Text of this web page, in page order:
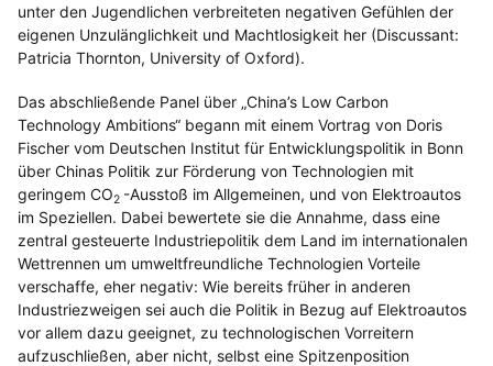
unter den Jugendlichen verbreiteten negativen Gefühlen der
eigenen Unzulänglichkeit und Machtlosigkeit her (Discussant:
Patricia Thornton, University of Oxford).
Das abschließende Panel über „China’s Low Carbon
Technology Ambitions“ begann mit einem Vortrag von Doris
Fischer vom Deutschen Institut für Entwicklungspolitik in Bonn
über Chinas Politik zur Förderung von Technologien mit
geringem CO2 -Ausstoß im Allgemeinen, und von Elektroautos
im Speziellen. Dabei bewertete sie die Annahme, dass eine
zentral gesteuerte Industriepolitik dem Land im internationalen
Wettrennen um umweltfreundliche Technologien Vorteile
verschaffe, eher negativ: Wie bereits früher in anderen
Industriezweigen sei auch die Politik in Bezug auf Elektroautos
vor allem dazu geeignet, zu technologischen Vorreitern
aufzuschließen, aber nicht, selbst eine Spitzenposition